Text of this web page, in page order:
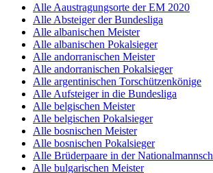
Alle Aaustragungsorte der EM 2020
Alle Absteiger der Bundesliga
Alle albanischen Meister
Alle albanischen Pokalsieger
Alle andorranischen Meister
Alle andorranischen Pokalsieger
Alle argentinischen Torschützenkönige
Alle Aufsteiger in die Bundesliga
Alle belgischen Meister
Alle belgischen Pokalsieger
Alle bosnischen Meister
Alle bosnischen Pokalsieger
Alle Brüderpaare in der
Alle bulgarischen Meister